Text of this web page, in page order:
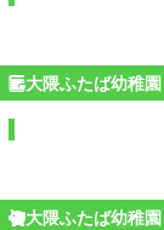
大隈ふたば幼稚
大隈ふたば幼稚